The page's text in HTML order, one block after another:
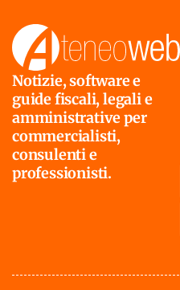
Notizie, software e
guide fiscali, legali e
amministrative per
commercialisti,
consulenti e
professionisti.